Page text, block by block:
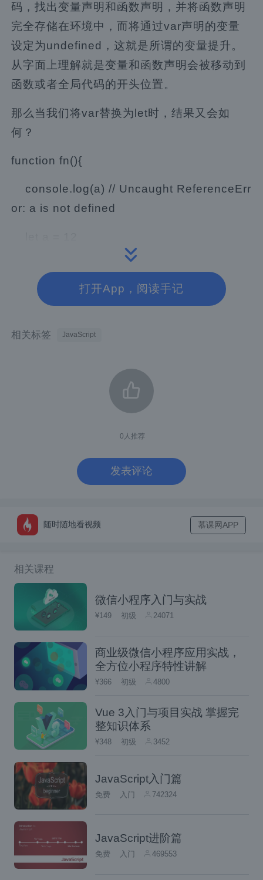
码，找出变量声明和函数声明，并将函数声明
完全存储在环境中，而将通过var声明的变量
设定为undefined，这就是所谓的变量提升。
从字面上理解就是变量和函数声明会被移动到
函数或者全局代码的开头位置。
那么当我们将var替换为let时，结果又会如
何？
function fn(){
console.log(a) // Uncaught ReferenceErr
or: a is not defined
例，便认为let没有变量提升，但其实这是错误
升，但是并不能证明let不存在变量提升。
证明let声明存在变量提升
var x = 'parent value';
console.log(x); // parent value
想不到吧！此时的代码又会报错了，从这里其
实可以看出let也是存在变量提升的，知识在
变量显式赋值之前不能对变量进行读写，否则
性死区。
暂时性死区（Temporal Dead Zone ）
引用MDN上的定义
let bindings are created at the top of t
he (block) scope containing the decla
ration, commonly referred to as “hoisti
ng”. Unlike variables declared with va
r, which will start with the value undefi
ned, let variables are not initialized un
til their definition is evaluated. Access
打开App，阅读手记
相关标签 JavaScript
0 人推荐
发表评论
随时随地看视频 慕课网APP
相关课程
微信小程序入门与实战
¥149 初级 24071
商业级微信小程序应用实战，
全方位小程序特性讲解
¥366 初级 4800
Vue 3入门与项目实战 掌握完
整知识体系
¥348 初级 3452
JavaScript入门篇
免费 入门 742324
JavaScript进阶篇
免费 入门 469553